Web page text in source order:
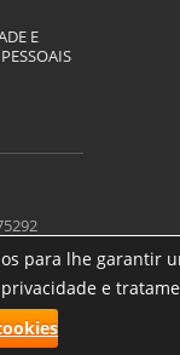
E
para lhe garantir
e